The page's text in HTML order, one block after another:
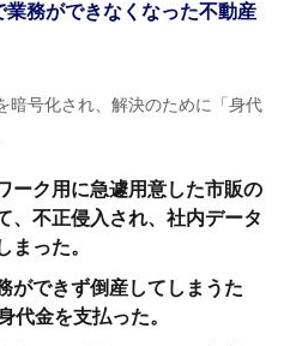
務ができなくなった不動産
暗号化され、解決のために「身代
ーク用に急遽用意した市販の
、不正侵入され、社内データ
まった。
ができず倒産してしまうた
代金を支払った。